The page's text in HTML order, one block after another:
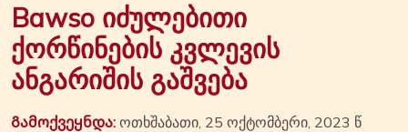
Bawso იძულებითი
ქორწინების კვლევის
ანგარიშის გაშვება
Გამოქვეყნდა: ოთხშაბათი, 25 ოქტომბერი, 2023 წ